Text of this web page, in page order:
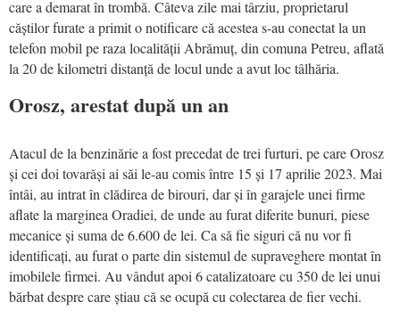
care a demarat în trombă. Câteva zile mai târziu, proprietarul
căștilor furate a primit o notificare că acestea s-au conectat la un
telefon mobil pe raza localității Abrămuț, din comuna Petreu, aflată
la 20 de kilometri distanță de locul unde a avut loc tâlhăria.
Orosz, arestat după un an
Atacul de la benzinărie a fost precedat de trei furturi, pe care Orosz
și cei doi tovarăși ai săi le-au comis între 15 și 17 aprilie 2023. Mai
întâi, au intrat în clădirea de birouri, dar și în garajele unei firme
aflate la marginea Oradiei, de unde au furat diferite bunuri, piese
mecanice și suma de 6.600 de lei. Ca să fie siguri că nu vor fi
identificați, au furat o parte din sistemul de supraveghere montat în
imobilele firmei. Au vândut apoi 6 catalizatoare cu 350 de lei unui
bărbat despre care știau că se ocupă cu colectarea de fier vechi.